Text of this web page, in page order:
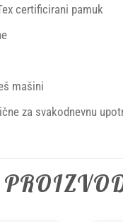
certificirani pamuk
mašini
za svakodnevnu